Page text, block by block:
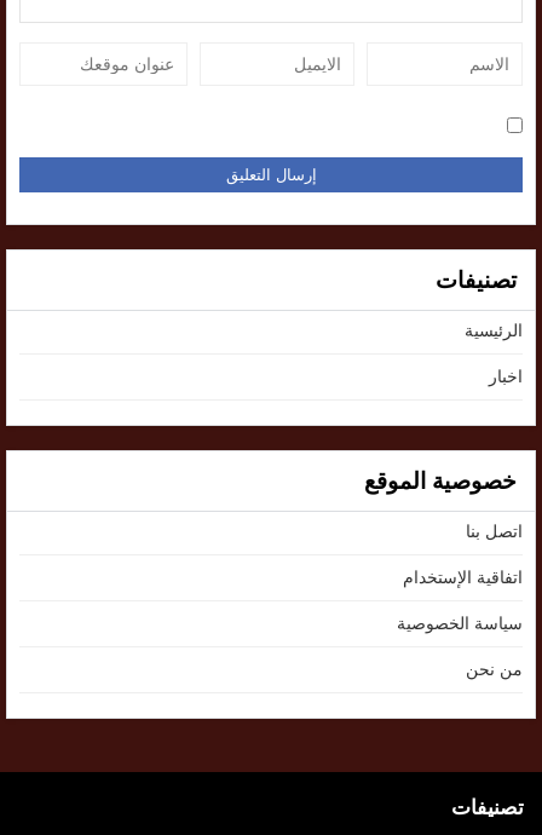
تصنيفات
الرئيسية
اخبار
خصوصية الموقع
اتصل بنا
اتفاقية الإستخدام
سياسة الخصوصية
من نحن
تصنيفات